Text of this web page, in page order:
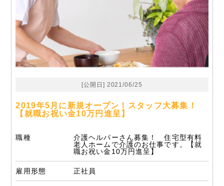
[公開日] 2021/06/25
2019年5月に新規オープン！スタッフ大募集！
【就職お祝い金10万円進呈】
職種
介護ヘルパーさん募集！ 住宅型有料
老人ホームで介護のお仕事です。【就
職お祝い金10万円進呈】
雇用形態 正社員